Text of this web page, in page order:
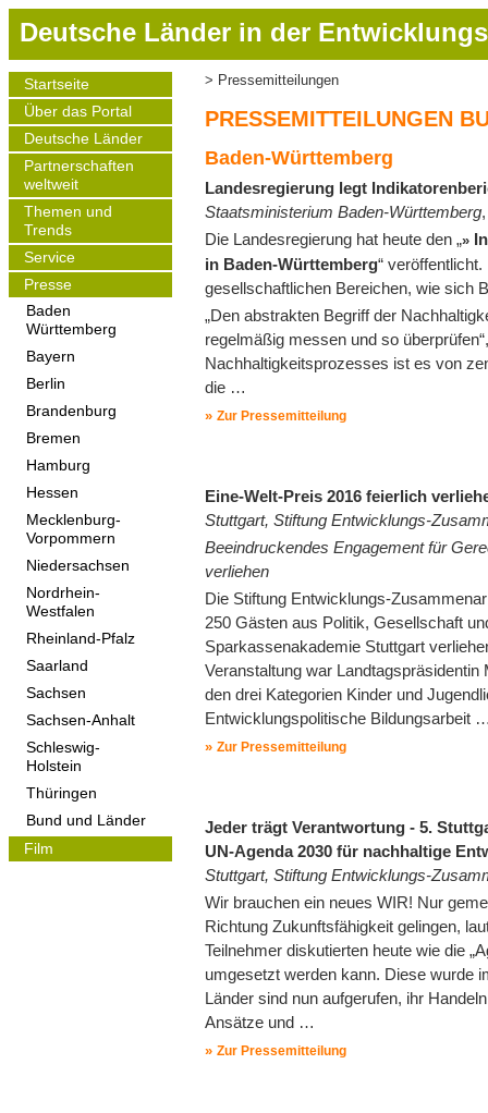
r
Deutsche Länder in der
Main
navigation
Startseite
Über das Portal
Deutsche Länder
Partnerschaften
weltweit
Themen und
Trends
Service
Presse
Baden
Württemberg
Bayern
Berlin
Brandenburg
Bremen
Hamburg
Hessen
Mecklenburg-
Vorpommern
Niedersachsen
Nordrhein-
Westfalen
Rheinland-Pfalz
Saarland
Sachsen
Sachsen-Anhalt
Schleswig-
Holstein
Thüringen
Bund und Länder
Film
Pfadnavigation
Pressemitteilungen
PRESSEMITTEILUNGEN
Baden-Württemberg
Landesregierung legt
Staatsministerium Baden-Württemberg
Die Landesregierung hat heute den „
in Baden-Württemberg“
gesellschaftlichen Bereichen, wie sich
„Den abstrakten Begriff der
regelmäßig messen und so
Nachhaltigkeitsprozesses ist es von
die …
Zur Pressemitteilung
Eine-Welt-Preis 2016 feierlich
Stuttgart, Stiftung Entwicklungs-
Beeindruckendes Engagement für
verliehen
Die Stiftung Entwicklungs-
250 Gästen aus Politik, Gesellschaft
Sparkassenakademie Stuttgart
Veranstaltung war
den drei Kategorien Kinder und
Entwicklungspolitische Bildungsarbeit
Zur Pressemitteilung
Jeder trägt Verantwortung - 5.
UN-Agenda 2030 für nachhaltige
Stuttgart, Stiftung Entwicklungs-
Wir brauchen ein neues WIR! Nur
Richtung Zukunftsfähigkeit gelingen,
Teilnehmer diskutierten heute wie die
umgesetzt werden kann. Diese wurde
Länder sind nun aufgerufen, ihr
Ansätze und …
Zur Pressemitteilung